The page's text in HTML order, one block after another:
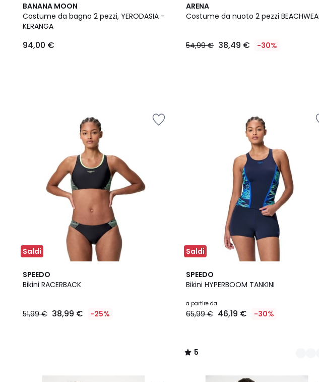
BANANA MOON
Costume da bagno 2 pezzi, YERODASIA -
KERANGA
94,00 €
ARENA
Costume da nuoto 2 pezzi
54,99 € 38,49 € -30%
Saldi
SPEEDO
Bikini RACERBACK
51,99 € 38,99 € -25%
Saldi
SPEEDO
Bikini HYPERBOOM TANKINI
a partire da
65,99 € 46,19 € -30%
5
/
2
Colori
5
/